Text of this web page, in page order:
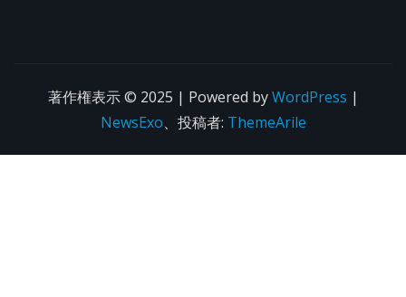
著作権表示 © 2025 | Powered byWordPress |
NewsExo、投稿者: ThemeArile